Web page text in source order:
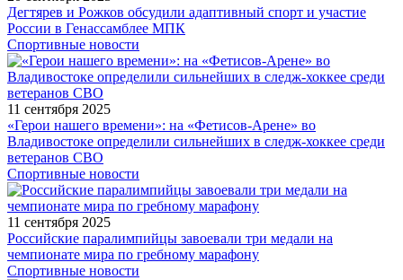
Дегтярев и Рожков обсудили адаптивный спорт и участие
России в Генассамблее МПК
Спортивные новости
11 сентября 2025
«Герои нашего времени»: на «Фетисов-Арене» во
Владивостоке определили сильнейших в следж-хоккее среди
ветеранов СВО
Спортивные новости
11 сентября 2025
Российские паралимпийцы завоевали три медали на
чемпионате мира по гребному марафону
Спортивные новости